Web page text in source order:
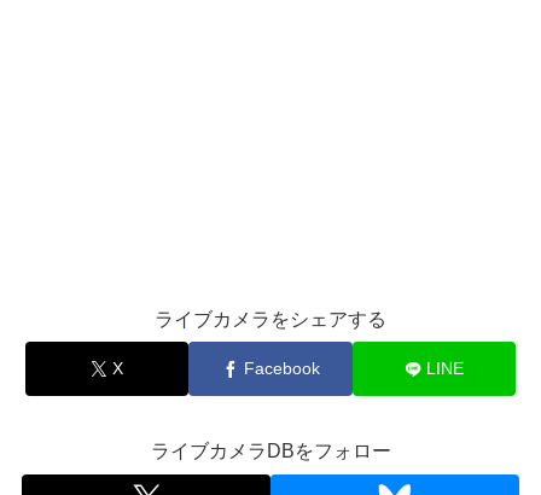
ライブカメラをシェアする
X Facebook LINE
ライブカメラDBをフォロー